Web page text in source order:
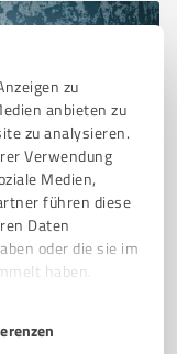
zu
anbieten zu
zu analysieren.
Verwendung
Medien,
führen diese
Daten
oder die sie im
haben.
werden?
Sie ein von